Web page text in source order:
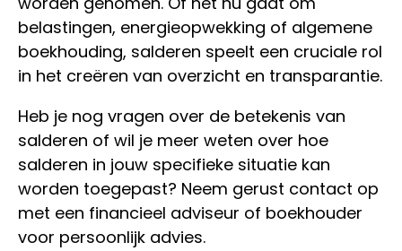
belastingen, energieopwekking of algemene
boekhouding, salderen speelt een cruciale rol
in het creëren van overzicht en transparantie.
Heb je nog vragen over de betekenis van
salderen of wil je meer weten over hoe
salderen in jouw specifieke situatie kan
worden toegepast? Neem gerust contact op
met een financieel adviseur of boekhouder
voor persoonlijk advies.